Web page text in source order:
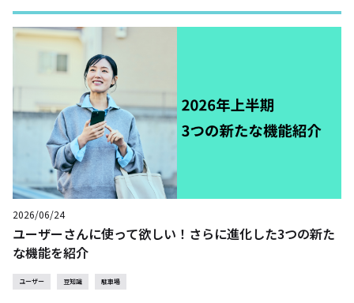
2026/06/24
ユーザーさんに使って欲しい！さらに進化した3つの新た
な機能を紹介
ユーザー 豆知識 駐車場